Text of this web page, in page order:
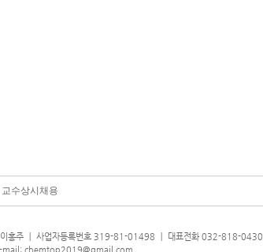
교수상시채용
홍주 ㅣ 사업자등록번호 319-81-01498 ㅣ 대표전화 032-818-0430